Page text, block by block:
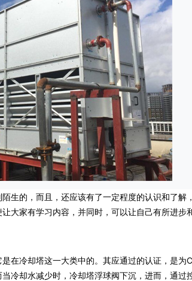
生的，而且，还应该有了一定程度的认识和了解
大家有学习内容，并同时，可以让自己有所进步
冷却塔这一大类中的。其应通过的认证，是为
冷却水减少时，冷却塔浮球阀下沉，进而，通过